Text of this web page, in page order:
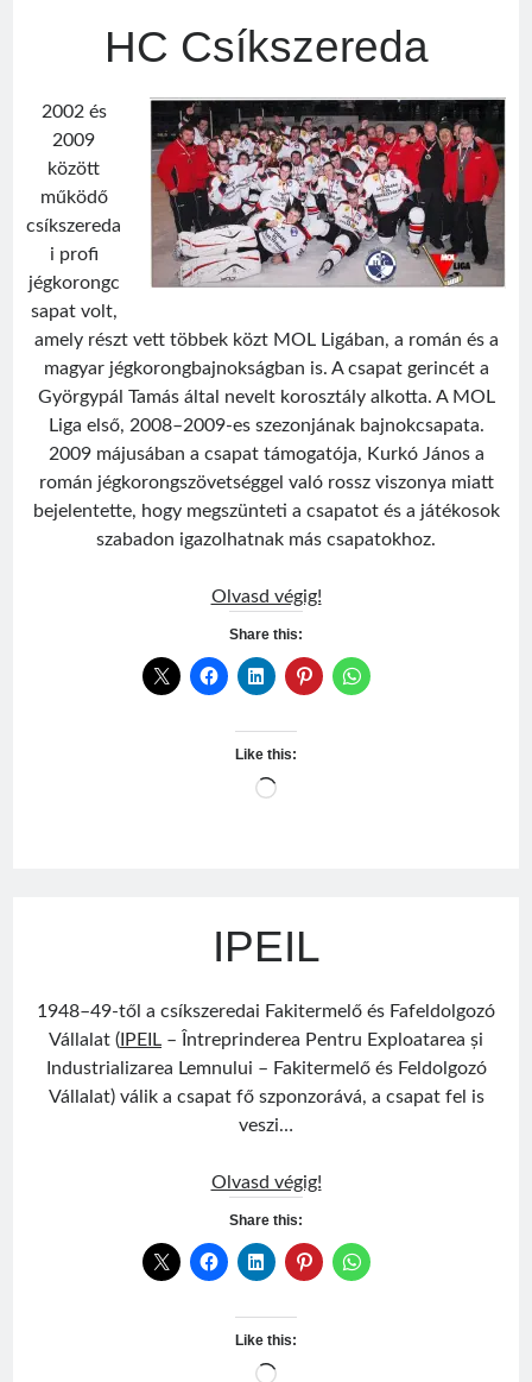
HC Csíkszereda
2002 és
2009
között
működő
csíkszereda
i profi
jégkorongc
sapat volt,
amely részt vett többek közt MOL Ligában, a román és a
magyar jégkorongbajnokságban is. A csapat gerincét a
Györgypál Tamás által nevelt korosztály alkotta. A MOL
Liga első, 2008–2009-es szezonjának bajnokcsapata.
2009 májusában a csapat támogatója, Kurkó János a
román jégkorongszövetséggel való rossz viszonya miatt
bejelentette, hogy megszünteti a csapatot és a játékosok
szabadon igazolhatnak más csapatokhoz.
Olvasd végig!HC
Share this:
Like this:
Loading…
IPEIL
1948–49-től a csíkszeredai Fakitermelő és Fafeldolgozó
Vállalat ( IPEIL – Întreprinderea Pentru Exploatarea și
Industrializarea Lemnului – Fakitermelő és Feldolgozó
Vállalat) válik a csapat fő szponzorává, a csapat fel is
veszi…
Olvasd végig!IPEIL
Share this:
Like this:
Loading…